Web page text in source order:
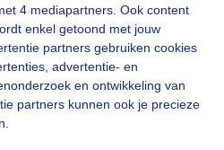
4 mediapartners. Ook content
enkel getoond met jouw
partners gebruiken cookies
advertentie- en
en ontwikkeling van
partners kunnen ook je precieze